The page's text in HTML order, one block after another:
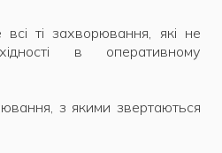
ті захворювання, які не
в оперативному
з якими звертаються